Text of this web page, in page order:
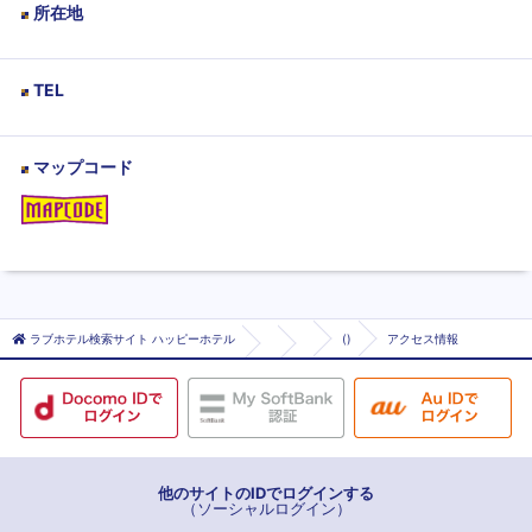
所在地
TEL
マップコード
ラブホテル検索サイト ハッピーホテル () アクセス情報
他のサイトのIDでログインする
（ソーシャルログイン）